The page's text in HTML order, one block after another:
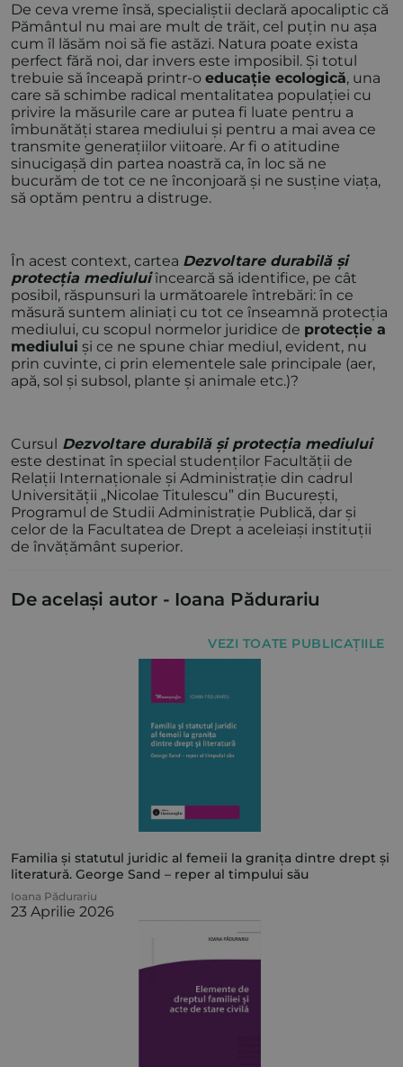
De ceva vreme însă, specialiștii declară apocaliptic că
Pământul nu mai are mult de trăit, cel puțin nu așa
cum îl lăsăm noi să fie astăzi. Natura poate exista
perfect fără noi, dar invers este imposibil. Și totul
trebuie să înceapă printr-o educație ecologică, una
care să schimbe radical mentalitatea populației cu
privire la măsurile care ar putea fi luate pentru a
îmbunătăți starea mediului și pentru a mai avea ce
transmite generațiilor viitoare. Ar fi o atitudine
sinucigașă din partea noastră ca, în loc să ne
bucurăm de tot ce ne înconjoară și ne susține viața,
să optăm pentru a distruge.
În acest context, cartea Dezvoltare durabilă și
protecția mediuluiîncearcă să identifice, pe cât
posibil, răspunsuri la următoarele întrebări: în ce
măsură suntem aliniați cu tot ce înseamnă protecția
mediului, cu scopul normelor juridice de protecție a
mediului și ce ne spune chiar mediul, evident, nu
prin cuvinte, ci prin elementele sale principale (aer,
apă, sol și subsol, plante și animale etc.)?
Cursul
Dezvoltare durabilă și protecția mediului
este destinat în special studenților Facultății de
Relații Internaționale și Administrație din cadrul
Universității „Nicolae Titulescu” din București,
Programul de Studii Administrație Publică, dar și
celor de la Facultatea de Drept a aceleiași instituții
de învățământ superior.
De același autor - Ioana Pădurariu
VEZI TOATE PUBLICAȚIILE
Familia și statutul juridic al femeii la granița dintre drept și
literatură. George Sand – reper al timpului său
Ioana Pădurariu
23 Aprilie 2026